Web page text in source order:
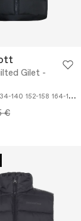
Gilet -
140 152-158 164-170
€